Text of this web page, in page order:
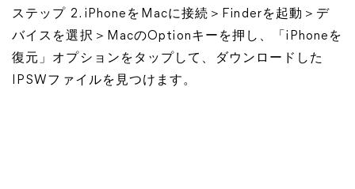
ステップ 2. iPhoneをMacに接続＞Finderを起動＞デ
バイスを選択＞MacのOptionキーを押し、「iPhoneを
復元」オプションをタップして、ダウンロードした
IPSWファイルを見つけます。